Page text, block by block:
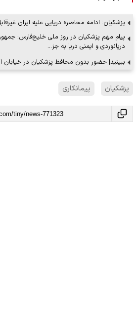
پزشکیان: ادامه محاصره دریایی علیه ایران
پیام مهم پزشکیان در روز ملی خلیج‌فارس:
دریانوردی و ایمنی دریا به جز…
ببینید| حضور بدون محافظ پزشکیان در خیابان
پزشکیان پیمانکاری